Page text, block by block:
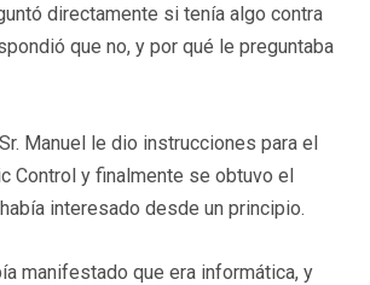
directamente si tenía algo contra
que no, y por qué le preguntaba
Manuel le dio instrucciones para el
Control y finalmente se obtuvo el
interesado desde un principio.
manifestado que era informática, y